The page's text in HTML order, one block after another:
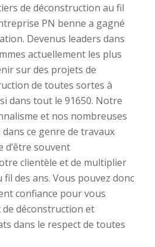
de déconstruction au fil
PN benne a gagné
Devenus leaders dans
actuellement les plus
sur des projets de
de toutes sortes à
dans tout le 91650. Notre
et nos nombreuses
dans ce genre de travaux
d’être souvent
clientèle et de multiplier
des ans. Vous pouvez donc
confiance pour vous
déconstruction et
dans le respect de toutes